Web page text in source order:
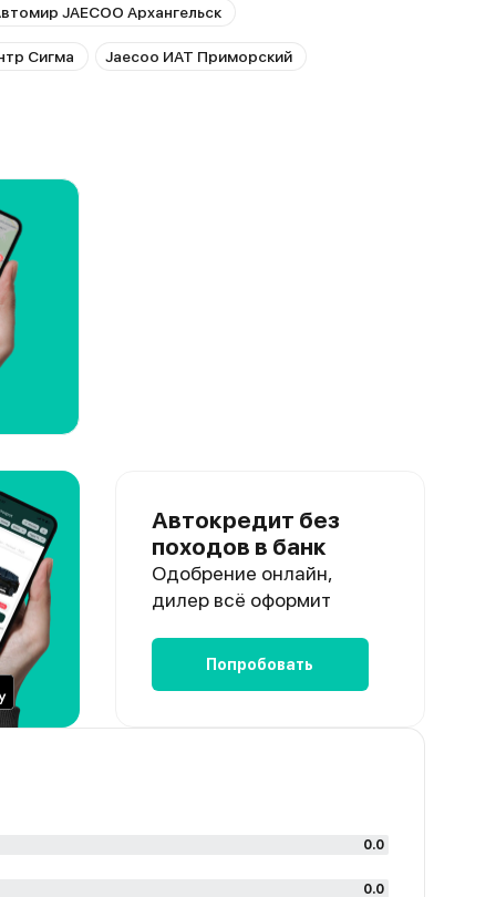
JAECOO Архангельск
Сигма Jaecoo ИАТ Приморский
Автокредит без
походов в банк
Одобрение онлайн,
дилер всё оформит
Попробовать
0.0
0.0